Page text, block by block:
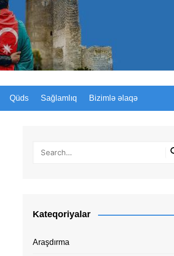
Qüds Sağlamlıq Bizimlə əlaqə
Kateqoriyalar
Araşdırma